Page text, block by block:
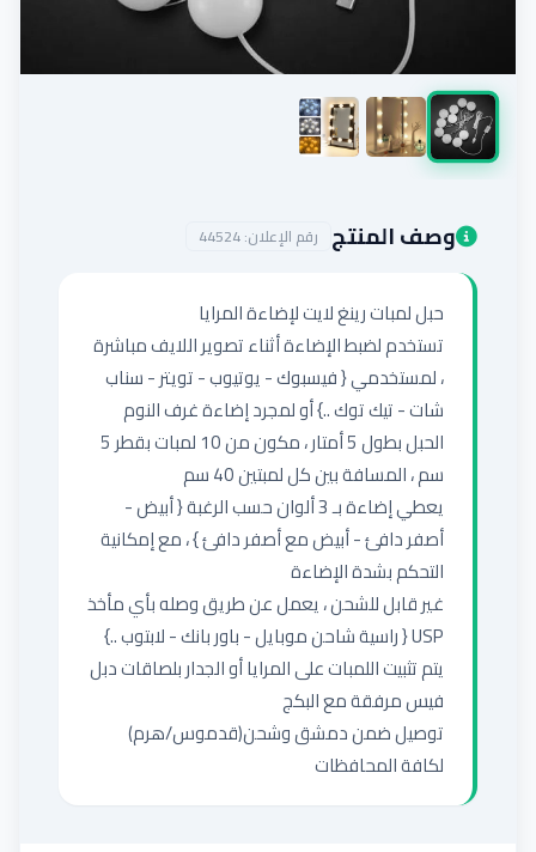
إضافة إعلان
وصف المنتج رقم الإعلان:44524
لكافة المحافظات